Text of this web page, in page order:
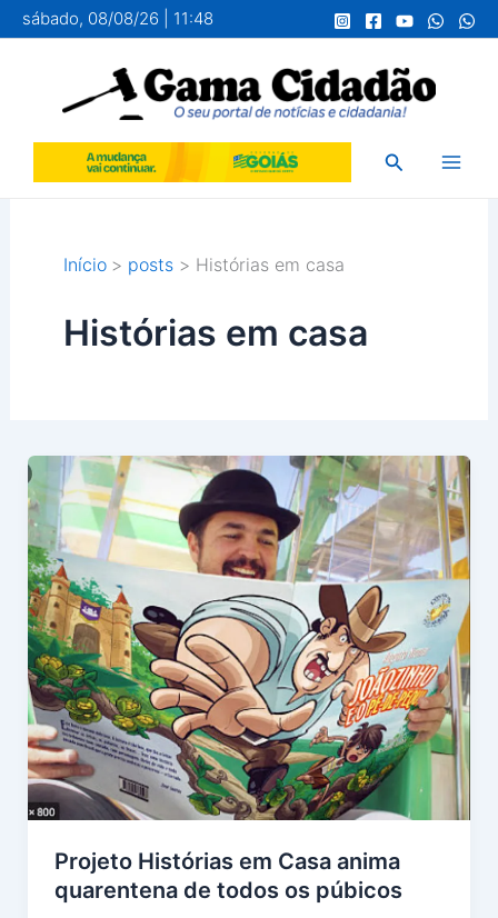
para
conteúdo
sábado, 08/08/26 | 11:48
Pesquisar
Início posts Histórias em casa
Histórias em casa
Projeto Histórias em Casa anima
quarentena de todos os púbicos